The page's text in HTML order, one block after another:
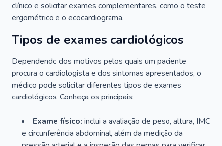
clínico e solicitar exames complementares, como o teste
ergométrico e o ecocardiograma.
Tipos de exames cardiológicos
Dependendo dos motivos pelos quais um paciente
procura o cardiologista e dos sintomas apresentados, o
médico pode solicitar diferentes tipos de exames
cardiológicos. Conheça os principais:
Exame físico: inclui a avaliação de peso, altura, IMC
e circunferência abdominal, além da medição da